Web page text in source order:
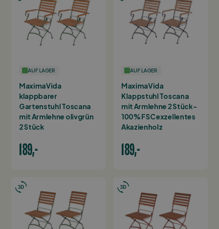
AUF LAGER
MaximaVida
klappbarer
Gartenstuhl Toscana
mit Armlehne olivgrün
2 Stück
189,-
AUF LAGER
MaximaVida
Klappstuhl Toscana
mit Armlehne 2 Stück -
100% FSC exzellentes
Akazienholz
189,-